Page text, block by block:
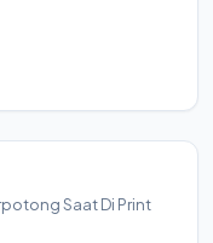
Saat Di Print